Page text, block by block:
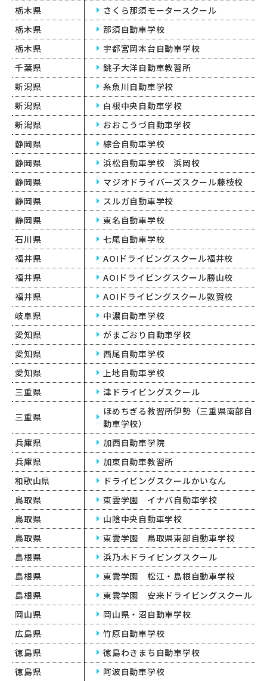
栃木県
さくら那須モータースクール
栃木県
那須自動車学校
栃木県
宇都宮岡本台自動車学校
千葉県
銚子大洋自動車教習所
新潟県
糸魚川自動車学校
新潟県
白根中央自動車学校
新潟県
おおこうづ自動車学校
静岡県
綜合自動車学校
静岡県
浜松自動車学校 浜岡校
静岡県
マジオドライバーズスクール藤枝校
静岡県
スルガ自動車学校
静岡県
東名自動車学校
石川県
七尾自動車学校
福井県
AOIドライビングスクール福井校
福井県
AOIドライビングスクール勝山校
福井県
AOIドライビングスクール敦賀校
岐阜県
中濃自動車学校
愛知県
がまごおり自動車学校
愛知県
西尾自動車学校
愛知県
上地自動車学校
三重県
津ドライビングスクール
三重県
ほめちぎる教習所伊勢（三重県南部自
動車学校）
兵庫県
加西自動車学院
兵庫県
加東自動車教習所
和歌山県
ドライビングスクールかいなん
鳥取県
東雲学園 イナバ自動車学校
鳥取県
山陰中央自動車学校
鳥取県
東雲学園 鳥取県東部自動車学校
島根県
浜乃木ドライビングスクール
島根県
東雲学園 松江・島根自動車学校
島根県
東雲学園 安来ドライビングスクール
岡山県
岡山県・沼自動車学校
広島県
竹原自動車学校
徳島県
徳島わきまち自動車学校
徳島県
阿波自動車学校